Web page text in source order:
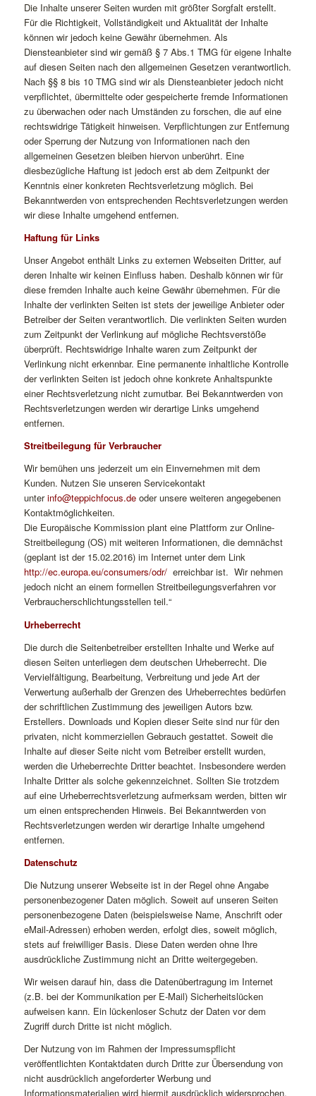
Die Inhalte unserer Seiten wurden mit größter Sorgfalt erstellt.
Für die Richtigkeit, Vollständigkeit und Aktualität der Inhalte
können wir jedoch keine Gewähr übernehmen. Als
Diensteanbieter sind wir gemäß § 7 Abs.1 TMG für eigene Inhalte
auf diesen Seiten nach den allgemeinen Gesetzen verantwortlich.
Nach §§ 8 bis 10 TMG sind wir als Diensteanbieter jedoch nicht
verpflichtet, übermittelte oder gespeicherte fremde Informationen
zu überwachen oder nach Umständen zu forschen, die auf eine
rechtswidrige Tätigkeit hinweisen. Verpflichtungen zur Entfernung
oder Sperrung der Nutzung von Informationen nach den
allgemeinen Gesetzen bleiben hiervon unberührt. Eine
diesbezügliche Haftung ist jedoch erst ab dem Zeitpunkt der
Kenntnis einer konkreten Rechtsverletzung möglich. Bei
Bekanntwerden von entsprechenden Rechtsverletzungen werden
wir diese Inhalte umgehend entfernen.
Haftung für Links
Unser Angebot enthält Links zu externen Webseiten Dritter, auf
deren Inhalte wir keinen Einfluss haben. Deshalb können wir für
diese fremden Inhalte auch keine Gewähr übernehmen. Für die
Inhalte der verlinkten Seiten ist stets der jeweilige Anbieter oder
Betreiber der Seiten verantwortlich. Die verlinkten Seiten wurden
zum Zeitpunkt der Verlinkung auf mögliche Rechtsverstöße
überprüft. Rechtswidrige Inhalte waren zum Zeitpunkt der
Verlinkung nicht erkennbar. Eine permanente inhaltliche Kontrolle
der verlinkten Seiten ist jedoch ohne konkrete Anhaltspunkte
einer Rechtsverletzung nicht zumutbar. Bei Bekanntwerden von
Rechtsverletzungen werden wir derartige Links umgehend
entfernen.
Streitbeilegung für Verbraucher
Wir bemühen uns jederzeit um ein Einvernehmen mit dem
Kunden. Nutzen Sie unseren Servicekontakt
unterinfo@teppichfocus.deoder unsere weiteren angegebenen
Kontaktmöglichkeiten.
Die Europäische Kommission plant eine Plattform zur Online-
Streitbeilegung (OS) mit weiteren Informationen, die demnächst
(geplant ist der 15.02.2016) im Internet unter dem Link
http://ec.europa.eu/consumers/odr/erreichbar ist. Wir nehmen
jedoch nicht an einem formellen Streitbeilegungsverfahren vor
Verbraucherschlichtungsstellen teil.“
Urheberrecht
Die durch die Seitenbetreiber erstellten Inhalte und Werke auf
diesen Seiten unterliegen dem deutschen Urheberrecht. Die
Vervielfältigung, Bearbeitung, Verbreitung und jede Art der
Verwertung außerhalb der Grenzen des Urheberrechtes bedürfen
der schriftlichen Zustimmung des jeweiligen Autors bzw.
Erstellers. Downloads und Kopien dieser Seite sind nur für den
privaten, nicht kommerziellen Gebrauch gestattet. Soweit die
Inhalte auf dieser Seite nicht vom Betreiber erstellt wurden,
werden die Urheberrechte Dritter beachtet. Insbesondere werden
Inhalte Dritter als solche gekennzeichnet. Sollten Sie trotzdem
auf eine Urheberrechtsverletzung aufmerksam werden, bitten wir
um einen entsprechenden Hinweis. Bei Bekanntwerden von
Rechtsverletzungen werden wir derartige Inhalte umgehend
entfernen.
Datenschutz
Die Nutzung unserer Webseite ist in der Regel ohne Angabe
personenbezogener Daten möglich. Soweit auf unseren Seiten
personenbezogene Daten (beispielsweise Name, Anschrift oder
eMail-Adressen) erhoben werden, erfolgt dies, soweit möglich,
stets auf freiwilliger Basis. Diese Daten werden ohne Ihre
ausdrückliche Zustimmung nicht an Dritte weitergegeben.
Wir weisen darauf hin, dass die Datenübertragung im Internet
(z.B. bei der Kommunikation per E-Mail) Sicherheitslücken
aufweisen kann. Ein lückenloser Schutz der Daten vor dem
Zugriff durch Dritte ist nicht möglich.
Der Nutzung von im Rahmen der Impressumspflicht
veröffentlichten Kontaktdaten durch Dritte zur Übersendung von
nicht ausdrücklich angeforderter Werbung und
Informationsmaterialien wird hiermit ausdrücklich widersprochen.